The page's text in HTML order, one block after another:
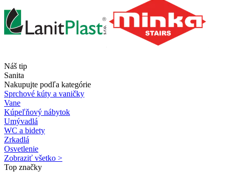
Náš tip
Sanita
Nakupujte podľa kategórie
Sprchové kúty a vaničky
Vane
Kúpeľňový nábytok
Umývadlá
WC a bidety
Zrkadlá
Osvetlenie
Zobraziť všetko >
Top značky